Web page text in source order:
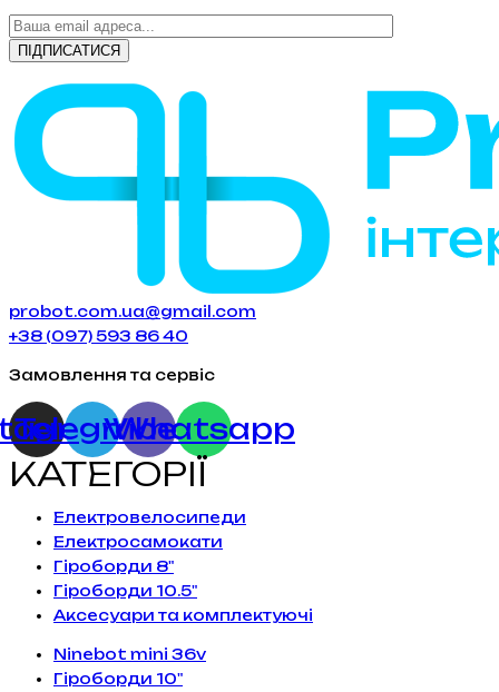
probot.com.ua@gmail.com
+38 (097) 593 86 40
Замовлення та сервіс
Telegram
Viber
Whatsapp
КАТЕГОРІЇ
Електровелосипеди
Електросамокати
Гіроборди 8"
Гіроборди 10.5"
Аксесуари та комплектуючі
Ninebot mini 36v
Гіроборди 10"